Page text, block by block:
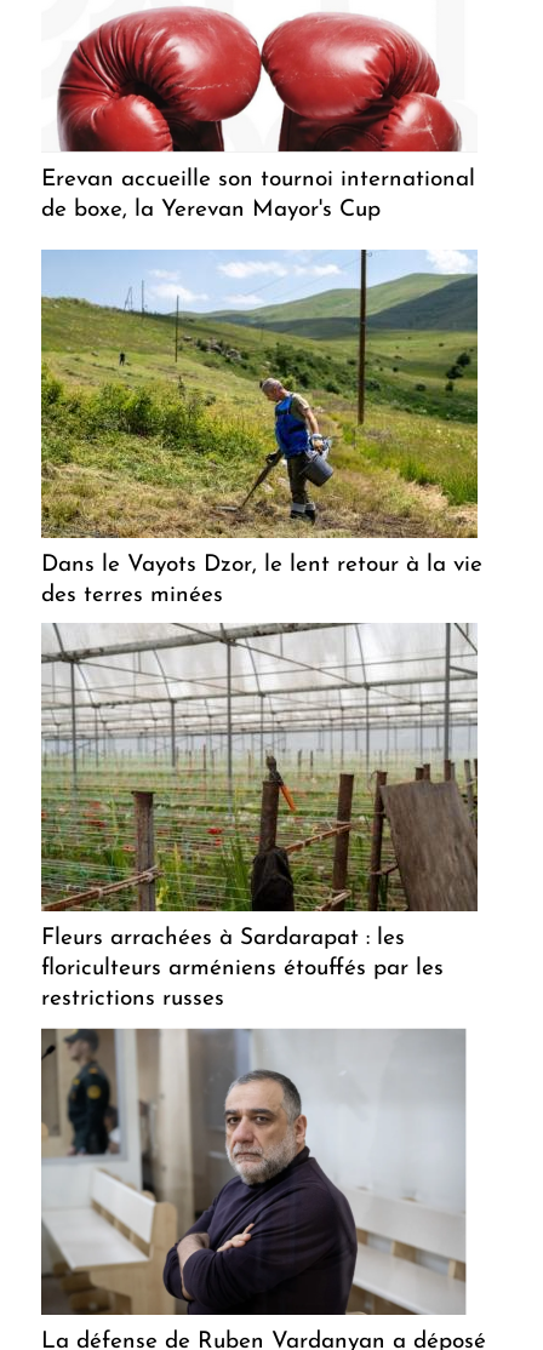
Erevan accueille son tournoi international
de boxe, la Yerevan Mayor's Cup
Dans le Vayots Dzor, le lent retour à la vie
des terres minées
Fleurs arrachées à Sardarapat : les
floriculteurs arméniens étouffés par les
restrictions russes
La défense de Ruben Vardanyan a déposé